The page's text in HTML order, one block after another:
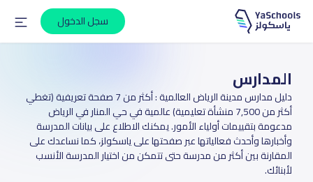
سجل الدخول
المدارس
دليل مدارس مدينة الرياض العالمية : أكثر من 7 صفحة تعريفية (تغطي
أكثر من 7,500 منشأة تعليمية) عالمية في حي المنار في الرياض
مدعومة بتقييمات أولياء الأمور. يمكنك الاطلاع على بيانات المدرسة
وأخبارها وأحدث فعالياتها عبر صفحتها على ياسكولز، كما نساعدك على
المقارنة بين أكثر من مدرسة حتى تتمكن من اختيار المدرسة الأنسب
لأبنائك.